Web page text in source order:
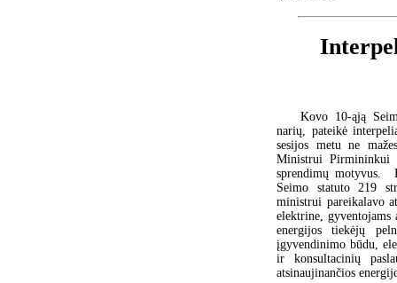
Kovo 10-ąją
narių, pateikė
sesijos metu ne
Ministrui Pirmininkui
sprendimų motyvus.
Seimo statuto 219
ministrui pareikalavo
elektrine, gyventojams
energijos tiekėjų
įgyvendinimo būdu,
ir konsultacinių
atsinaujinančios